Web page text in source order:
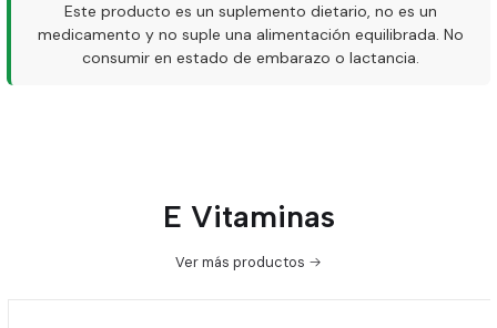
Este producto es un suplemento dietario, no es un
medicamento y no suple una alimentación equilibrada. No
consumir en estado de embarazo o lactancia.
E Vitaminas
Ver más productos